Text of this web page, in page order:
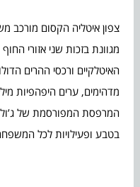
צפון איטליה הקסום מורכב
מגוונת בזכות שני אזורי
האיטלקיים ורכסי ההרים
מדהימים, ערים היפהפיות
המרפסת המפורסמת של
בטבע ופעילויות לכל